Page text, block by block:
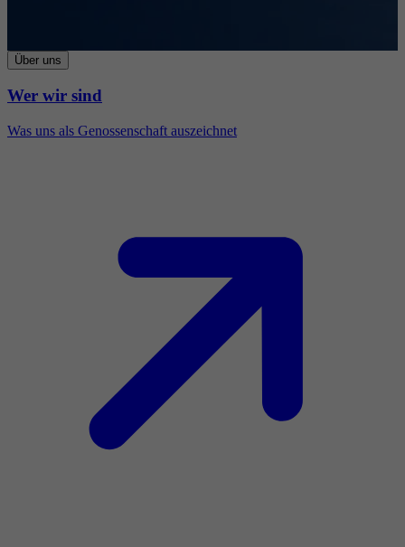
Über uns
Wer wir sind
Was uns als Genossenschaft auszeichnet